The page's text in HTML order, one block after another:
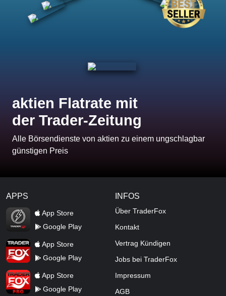
aktien Flatrate mit
der Trader-Zeitung
Alle Börsendienste von aktien zu einem ungschlagbar
günstigen Preis
APPS
TraderFox Flash
App Store
Google Play
TraderFox AppApp Store
Google Play
TraderFox ProApp Store
Google Play
INFOS
Über TraderFox
Kontakt
Vertrag Kündigen
Jobs bei TraderFox
Impressum
AGB